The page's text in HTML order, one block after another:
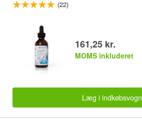
(22)
161,25 kr.
MOMS inkluderet
Læg i indkøbsvogn